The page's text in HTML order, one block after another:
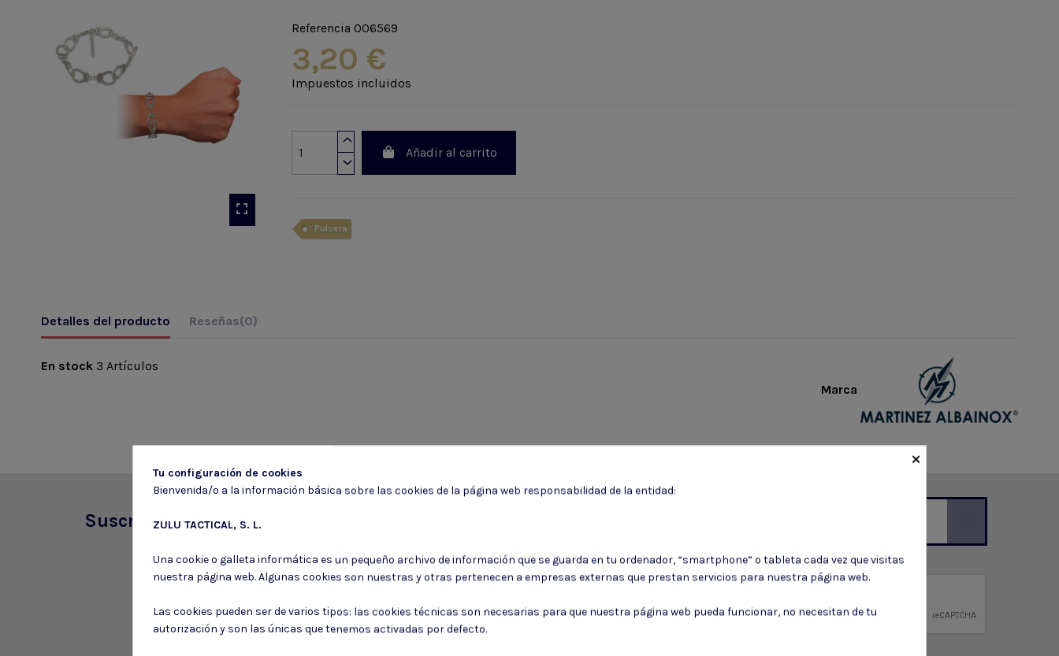
Referencia 006569
3,20 €
Impuestos incluidos
Añadir al carrito
Pulsera
Detalles del producto Reseñas(0)
Marca
En stock 3 Artículos
Suscríbete a nuestro boletín
Puede darse de baja en cualquier momento. Para ello, consulte nuestra información de contacto en el aviso legal.
Consiento el uso de mis datos personales para recibir publicidad de su entidad.
×
Tu configuración de cookies
Bienvenida/o a la información básica sobre las cookies de la página web responsabilidad de la entidad:
ZULU TACTICAL, S. L.
Una cookie o galleta informática es un pequeño archivo de información que se guarda en tu ordenador, “smartphone” o tableta cada vez que visitas
nuestra página web. Algunas cookies son nuestras y otras pertenecen a empresas externas que prestan servicios para nuestra página web.
Las cookies pueden ser de varios tipos: las cookies técnicas son necesarias para que nuestra página web pueda funcionar, no necesitan de tu
autorización y son las únicas que tenemos activadas por defecto.